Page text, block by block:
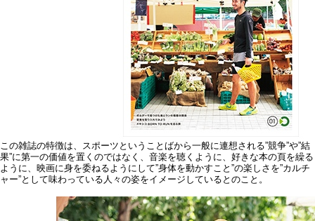
この雑誌の特徴は、スポーツということばから一般に連想される”競争”や”結
果”に第一の価値を置くのではなく、音楽を聴くように、好きな本の頁を繰る
ように、映画に身を委ねるようにして”身体を動かすこと”の楽しさを”カルチ
ャー”として味わっている人々の姿をイメージしているとのこと。